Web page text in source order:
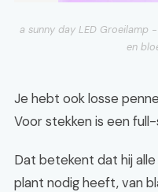
a sunny day LED Groeilamp
en
Je hebt ook losse
Voor stekken is een
Dat betekent dat hij
plant nodig heeft, van